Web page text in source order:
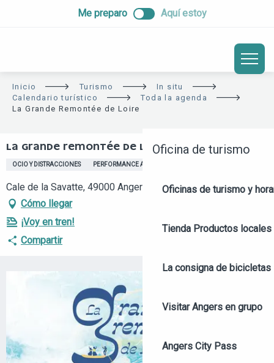
Me preparo Aquí estoy
Oficina de turismo
Oficinas de turismo y
Tienda Productos
La consigna de bicicletas
Visitar Angers en grupo
Angers City Pass
Inicio Turismo
In situ
Calendario turístico
Toda la agenda
La Grande Remontée de Loire
LA GRANDE REMONTÉE DE LOIRE
OCIO Y DISTRACCIONES PERFORMANCE ARTISTICA
Cale de la Savatte, 49000 Angers
Cómo llegar
¡Voy en tren!
Compartir